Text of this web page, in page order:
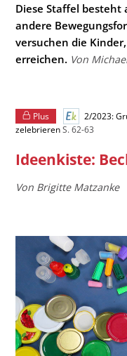
Diese Staffel besteht
andere
versuchen die
erreichen. Von
Plus
2/2023:
zelebrierenS. 62-63
Ideenkiste:
Von Brigitte Matzanke